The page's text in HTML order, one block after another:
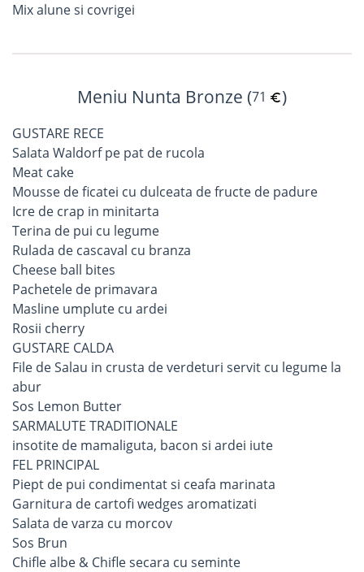
Mix alune si covrigei
Meniu Nunta Bronze (71 )
GUSTARE RECE
Salata Waldorf pe pat de rucola
Meat cake
Mousse de ficatei cu dulceata de fructe de padure
Icre de crap in minitarta
Terina de pui cu legume
Rulada de cascaval cu branza
Cheese ball bites
Pachetele de primavara
Masline umplute cu ardei
Rosii cherry
GUSTARE CALDA
File de Salau in crusta de verdeturi servit cu legume la
abur
Sos Lemon Butter
SARMALUTE TRADITIONALE
insotite de mamaliguta, bacon si ardei iute
FEL PRINCIPAL
Piept de pui condimentat si ceafa marinata
Garnitura de cartofi wedges aromatizati
Salata de varza cu morcov
Sos Brun
Chifle albe & Chifle secara cu seminte